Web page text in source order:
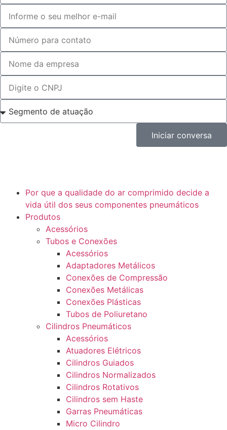
Iniciar conversa
Por que a qualidade do ar comprimido decide a
vida útil dos seus componentes pneumáticos
Produtos
Acessórios
Tubos e Conexões
Acessórios
Adaptadores Metálicos
Conexões de Compressão
Conexões Metálicas
Conexões Plásticas
Tubos de Poliuretano
Cilindros Pneumáticos
Acessórios
Atuadores Elétricos
Cilindros Guiados
Cilindros Normalizados
Cilindros Rotativos
Cilindros sem Haste
Garras Pneumáticas
Micro Cilindro